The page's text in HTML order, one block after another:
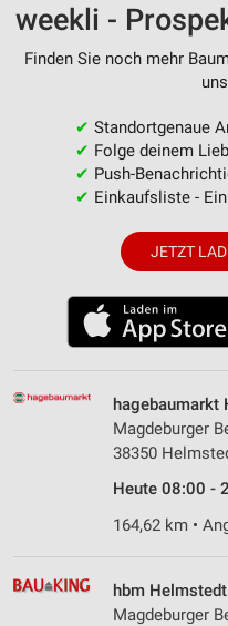
weekli -
Finden Sie noch mehr
✔ Standortgenaue
✔ Folge deinem
✔ Push-
✔ Einkaufsliste -
JETZT
hagebaumarkt
Magdeburger
38350
Heute 08:00 -
164,62 km •
hbm Helmstedt
Magdeburger